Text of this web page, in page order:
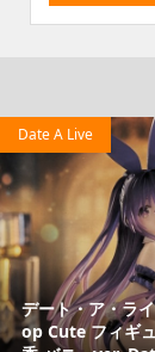
デート・ア・ラ
op Cute フィギ
Date A Live